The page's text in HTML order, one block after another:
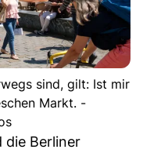
sind, gilt: Ist mir
Markt. -
die Berliner